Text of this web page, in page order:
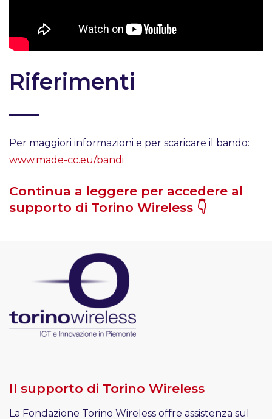
Riferimenti
Per maggiori informazioni e per scaricare il bando:
www.made-cc.eu/bandi
Continua a leggere per accedere al
supporto di Torino Wireless 👇
Il supporto di Torino Wireless
La Fondazione Torino Wireless offre assistenza sul